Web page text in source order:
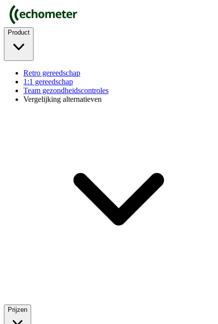
Product
Retro gereedschap
1:1 gereedschap
Team gezondheidscontroles
Vergelijking alternatieven
Prijzen